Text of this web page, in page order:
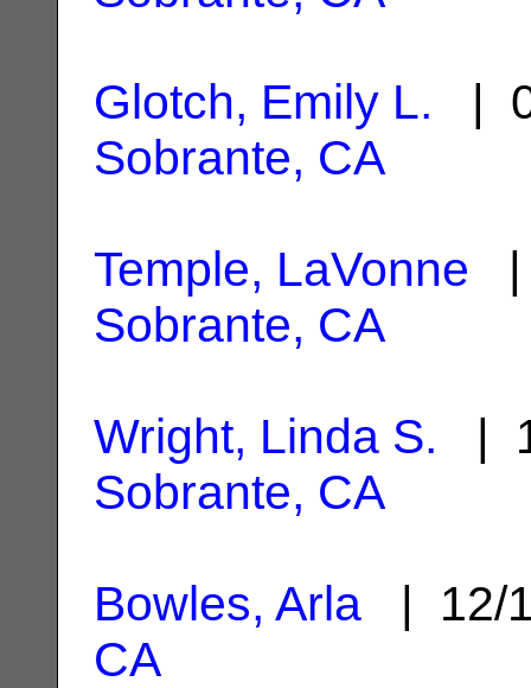
Glotch, Emily L. |
Sobrante, CA
Temple, LaVonne |
Sobrante, CA
Wright, Linda S. |
Sobrante, CA
Bowles, Arla | 12/
CA